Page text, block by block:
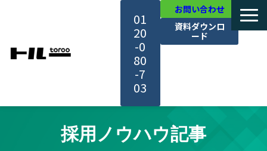
01
20
-0
80
-7
03
お問い合わせ
資料ダウンロ
ード
採用ノウハウ記事